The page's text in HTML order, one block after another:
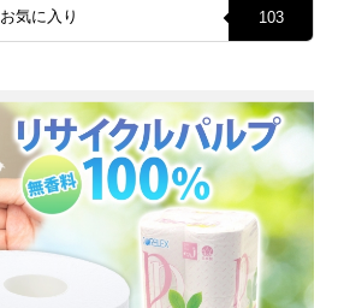
お気に入り 103